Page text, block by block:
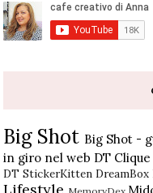
Big Shot Big Shot -
in giro nel web DT
DT StickerKitten DreamBox